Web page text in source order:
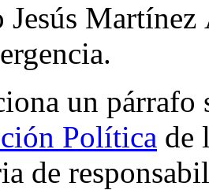
Jesús
un
Política de
de